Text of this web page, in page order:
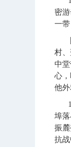
密
一
村
中
心
他
埠
振
抗战